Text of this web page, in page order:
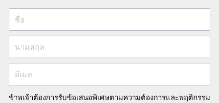
ชื่อ
นามสกุล
อีเมล
ข้าพเจ้าต้องการรับข้อเสนอพิเศษตามความต้องการและพฤติกรรม